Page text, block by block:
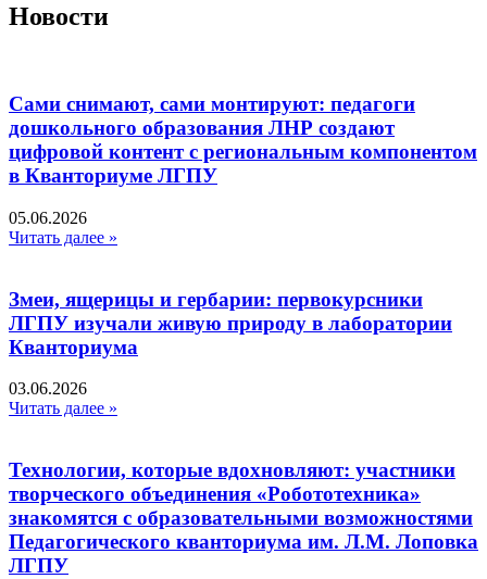
Новости
Сами снимают, сами монтируют: педагоги
дошкольного образования ЛНР создают
цифровой контент с региональным компонентом
в Кванториуме ЛГПУ​
05.06.2026
Читать далее »
Змеи, ящерицы и гербарии: первокурсники
ЛГПУ изучали живую природу в лаборатории
Кванториума
03.06.2026
Читать далее »
Технологии, которые вдохновляют: участники
творческого объединения «Робототехника»
знакомятся с образовательными возможностями
Педагогического кванториума им. Л.М. Лоповка
ЛГПУ